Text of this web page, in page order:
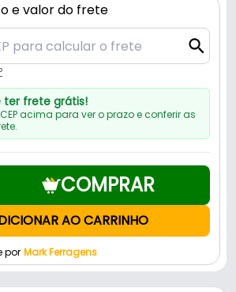
e valor do frete
ter frete grátis!
acima para ver o prazo e conferir as
COMPRAR
AO CARRINHO
por Mark Ferragens